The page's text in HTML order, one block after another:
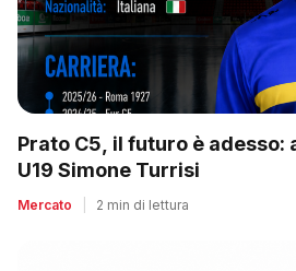
Prato C5, il futuro è
U19 Simone Turrisi
Mercato 2 min di lettura